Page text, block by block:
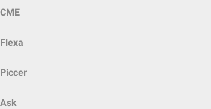
CME
Flexa
Piccer
Ask